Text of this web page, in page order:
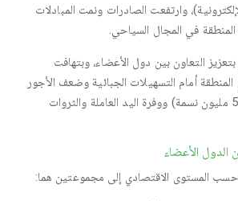
وارتفعت الصادرات ونمت المبادلات
المنطقة في المجال السياحي.
التعاون بين دول الأعضاء، وبتھافت
المنطقة أمام التسھيلات الجبائية وضعف الأجور
وضخامة عدد السكان (567 مليون نسمة) ووفرة اليد العاملة والثروات
الدول الأعضاء
المستوى الاقتصادي إلى مجموعتين ھما: